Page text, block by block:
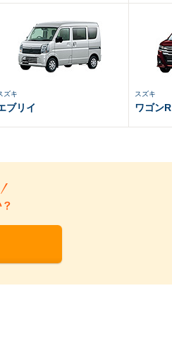
ズキ
ブリイ
スズキ
ワゴンR